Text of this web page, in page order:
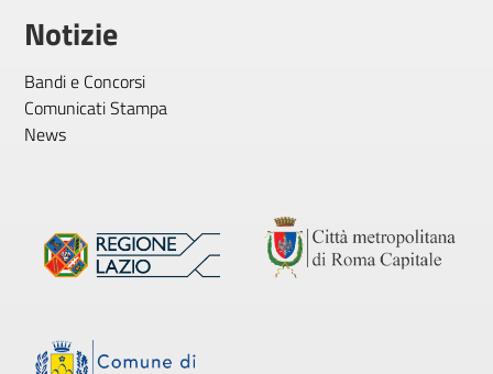
Notizie
Bandi e Concorsi
Comunicati Stampa
News